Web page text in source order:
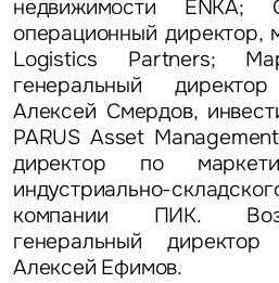
недвижимости ENKA;
операционный директор,
Logistics Partners;
генеральный
Алексей Смердов,
PARUS Asset
директор по
индустриально-
компании ПИК.
генеральный
Алексей Ефимов.